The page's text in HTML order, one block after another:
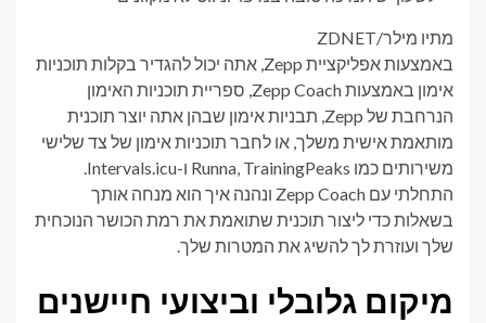
מתיו מילר/ZDNET
באמצעות אפליקציית Zepp, אתה יכול להגדיר בקלות תוכניות
אימון באמצעות Zepp Coach, ספריית תוכניות האימון
הנרחבת של Zepp, תבניות אימון שבהן אתה יוצר תוכנית
מותאמת אישית משלך, או לחבר תוכניות אימון של צד שלישי
משירותים כמו Runna, TrainingPeaks ו-Intervals.icu.
התחלתי עם Zepp Coach ונהנה איך הוא מנחה אותך
בשאלות כדי ליצור תוכנית שתואמת את רמת הכושר הנוכחית
שלך ועוזרת לך להשיג את המטרות שלך.
מיקום גלובלי וביצועי חיישנים